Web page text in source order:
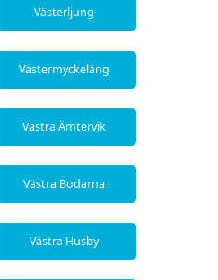
Västerljung
Västermyckeläng
Västra Ämtervik
Västra Bodarna
Västra Husby